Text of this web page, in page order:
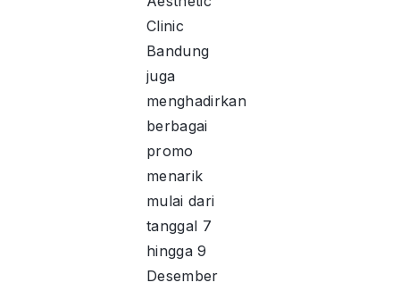
Clinic
Bandung
juga
menghadirkan
berbagai
promo
menarik
mulai dari
tanggal 7
hingga 9
Desember